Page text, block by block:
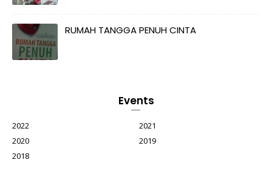
RUMAH TANGGA PENUH CINTA
Events
2022
2021
2020
2019
2018